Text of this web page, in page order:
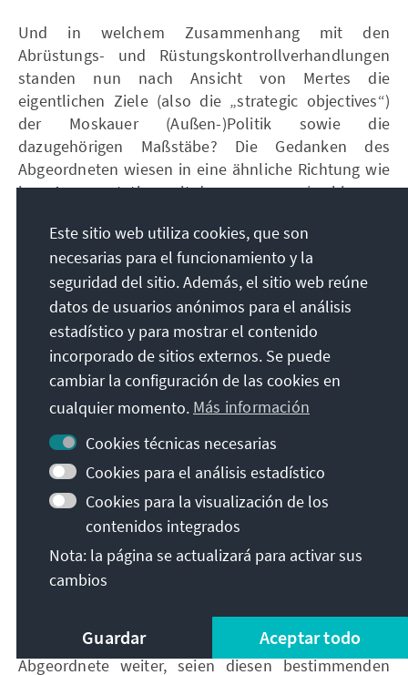
Und in welchem Zusammenhang mit den
Abrüstungs- und Rüstungskontrollverhandlungen
standen nun nach Ansicht von Mertes die
eigentlichen Ziele (also die „strategic objectives“)
der Moskauer (Außen-)Politik sowie die
dazugehörigen Maßstäbe? Die Gedanken des
Abgeordneten wiesen in eine ähnliche Richtung wie
jene Argumentation, mit der er von 1969/70 bis 1976
völkerrechtlichen Abkommen gewarnt hatte. Nach
seiner Überzeugung unterlagen sämtliche
sicherheits- und verteidigungspolitischen
Handlungen der östlichen Hegemonialmacht dem
von ihr verfolgten „Führungsanspruch der Politik“.
Die politischen Ziele Moskaus sah CDU-Politiker in
diesem Zusammenhang bestimmt durch eine
Gemengelage an offensiver, die Weltrevolution
Pragmatikern oft unterschätzt wird“) und einer mehr
nationalrussischen „politische[n] Einfluß- und
Kontrollexpansion“. Auf die konkreten
Zeitumstände bezogen erklärte Mertes es für
„müßig zu spekulieren“, welche der beiden
Motivationen in der Politik des Kremls eine stärkere
Wirkung entfalte: „Denn in der Praxis ergänzen sie
Zwei Faktoren beziehungsweise Maßstäbe, so der
Abgeordnete weiter, seien diesen bestimmenden
Este sitio web utiliza cookies, que son
necesarias para el funcionamiento y la
seguridad del sitio. Además, el sitio web reúne
datos de usuarios anónimos para el análisis
estadístico y para mostrar el contenido
incorporado de sitios externos. Se puede
cambiar la configuración de las cookies en
cualquier momento. Más información
Cookies técnicas necesarias
Cookies para el análisis estadístico
Cookies para la visualización de los
contenidos integrados
Nota: la página se actualizará para activar sus
cambios
Guardar Aceptar todo